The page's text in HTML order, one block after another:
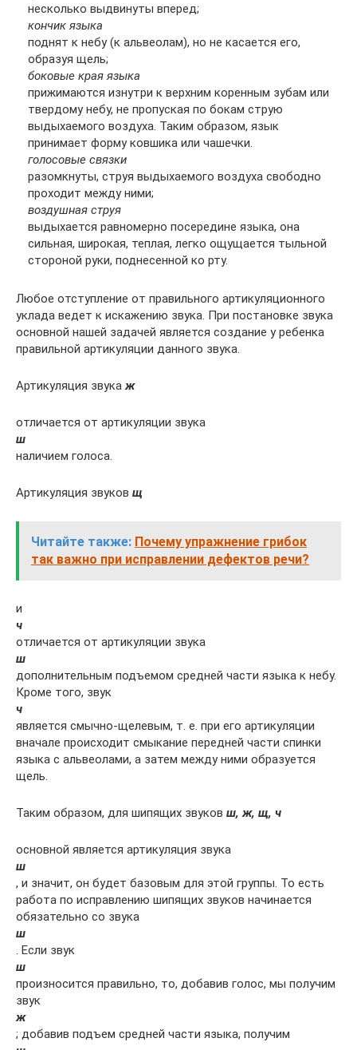
несколько выдвинуты вперед;
кончик языка
поднят к небу (к альвеолам), но не касается его,
образуя щель;
боковые края языка
прижимаются изнутри к верхним коренным зубам или
твердому небу, не пропуская по бокам струю
выдыхаемого воздуха. Таким образом, язык
принимает форму ковшика или чашечки.
голосовые связки
разомкнуты, струя выдыхаемого воздуха свободно
проходит между ними;
воздушная струя
выдыхается равномерно посередине языка, она
сильная, широкая, теплая, легко ощущается тыльной
стороной руки, поднесенной ко рту.
Любое отступление от правильного артикуляционного
уклада ведет к искажению звука. При постановке звука
основной нашей задачей является создание у ребенка
правильной артикуляции данного звука.
Артикуляция звука ж
отличается от артикуляции звука
ш
наличием голоса.
Артикуляция звуков щ
Читайте также: Почему упражнение грибок
так важно при исправлении дефектов речи?
и
ч
отличается от артикуляции звука
ш
дополнительным подъемом средней части языка к небу.
Кроме того, звук
ч
является смычно-щелевым, т. е. при его артикуляции
вначале происходит смыкание передней части спинки
языка с альвеолами, а затем между ними образуется
щель.
Таким образом, для шипящих звуков ш, ж, щ, ч
основной является артикуляция звука
ш
, и значит, он будет базовым для этой группы. То есть
работа по исправлению шипящих звуков начинается
обязательно со звука
ш
. Если звук
ш
произносится правильно, то, добавив голос, мы получим
звук
ж
; добавив подъем средней части языка, получим